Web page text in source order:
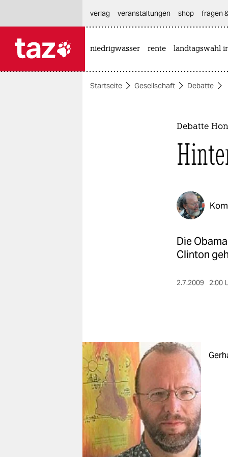
themen
shop
fragen & hilfe
unterstützen
abo
genossenschaft
verlag
veranstaltungen shop fragen
niedrigwasser rente landtagswahl
Startseite Gesellschaft Debatte
Debatte
Die
Clinton
2.7.2009 2:00